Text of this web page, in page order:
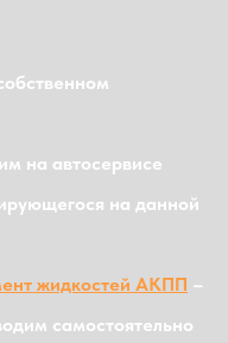
на автосервисе
на данной
жидкостей АКПП –
самостоятельно